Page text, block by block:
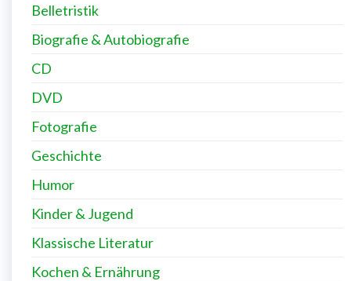
Belletristik
Biografie & Autobiografie
CD
DVD
Fotografie
Geschichte
Humor
Kinder & Jugend
Klassische Literatur
Kochen & Ernährung